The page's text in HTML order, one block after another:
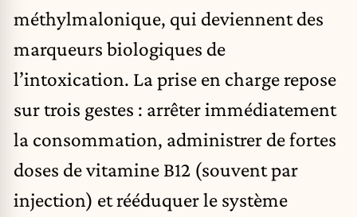
méthylmalonique, qui deviennent des
marqueurs biologiques de
l’intoxication. La prise en charge repose
sur trois gestes : arrêter immédiatement
la consommation, administrer de fortes
doses de vitamine B12 (souvent par
injection) et rééduquer le système